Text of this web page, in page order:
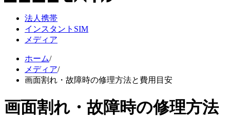
法人携帯
インスタントSIM
メディア
ホーム/
メディア/
画面割れ・故障時の修理方法と費用目安
画面割れ・故障時の修理方法